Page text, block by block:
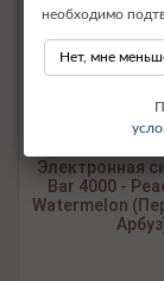
Электронная
Bar 4000 -
Watermelon
необходимо
Нет, мне